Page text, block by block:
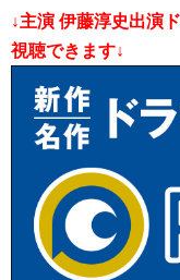
↓主演 伊藤淳史出演
視聴できます↓